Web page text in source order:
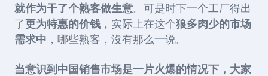
就作为干了个熟客做生意。可是时下一个工厂得出
了 更为特惠的价钱 ，实际上在这个狼多肉少的市场
需求中 ，哪些熟客，沒有那么一说。
当意识到中国销售市场是一片火爆的情况下，大家